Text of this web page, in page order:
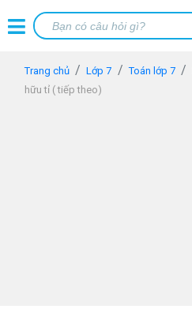
Trang chủ Lớp 7 Toán lớp 7
hữu tỉ ( tiếp theo)